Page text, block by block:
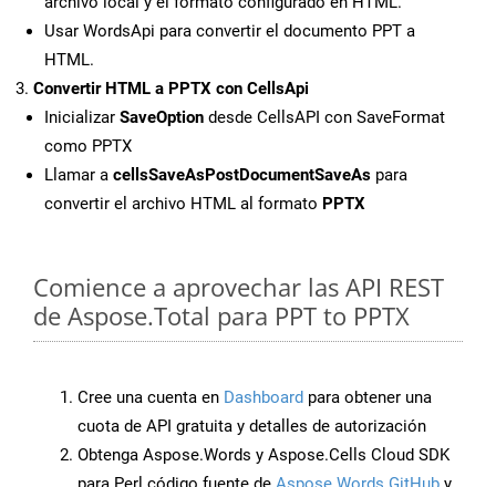
Usar WordsApi para convertir el documento PPT a
HTML.
Convertir HTML a PPTX con CellsApi
Inicializar SaveOption desde CellsAPI con SaveFormat
como PPTX
Llamar a cellsSaveAsPostDocumentSaveAs para
convertir el archivo HTML al formato PPTX
Comience a aprovechar las API REST
de Aspose.Total para PPT to PPTX
Cree una cuenta en Dashboard para obtener una
cuota de API gratuita y detalles de autorización
Obtenga Aspose.Words y Aspose.Cells Cloud SDK